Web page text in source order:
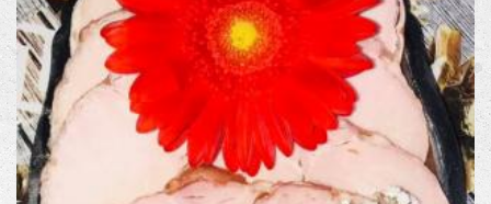
LIVRE
D'OR
CONTACT